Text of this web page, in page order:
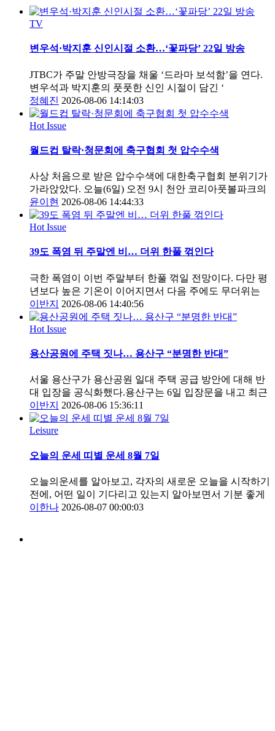
TV
변우석·박지훈 신인시절 소환…‘꽃파당’ 22일 방송
JTBC가 주말 안방극장을 채울 ‘드라마 보석함’을 연다.
변우석과 박지훈의 풋풋한 신인 시절이 담긴 ‘
정혜진 2026-08-06 14:14:03
Hot Issue
월드컵 탈락·청문회에 축구협회 첫 압수수색
사상 처음으로 받은 압수수색에 대한축구협회 분위기가
가라앉았다. 오늘(6일) 오전 9시 천안 코리아풋볼파크의
윤이현 2026-08-06 14:44:33
Hot Issue
39도 폭염 뒤 주말엔 비… 더위 한풀 꺾인다
극한 폭염이 이번 주말부터 한풀 꺾일 전망이다. 다만 평
년보다 높은 기온이 이어지면서 다음 주에도 무더위는
이반지
2026-08-06 14:40:56
Hot Issue
용산공원에 주택 짓나… 용산구 “분명한 반대”
서울 용산구가 용산공원 일대 주택 공급 방안에 대해 반
대 입장을 공식화했다.용산구는 6일 입장문을 내고 최근
이반지
2026-08-06 15:36:11
Leisure
오늘의 운세 띠별 운세 8월 7일
오늘의운세를 알아보고, 각자의 새로운 오늘을 시작하기
전에, 어떤 일이 기다리고 있는지 알아보면서 기분 좋게
이한나 2026-08-07 00:00:03